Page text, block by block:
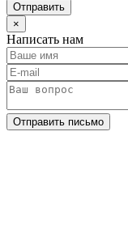
Отправить
×
Написать нам
Отправить письмо